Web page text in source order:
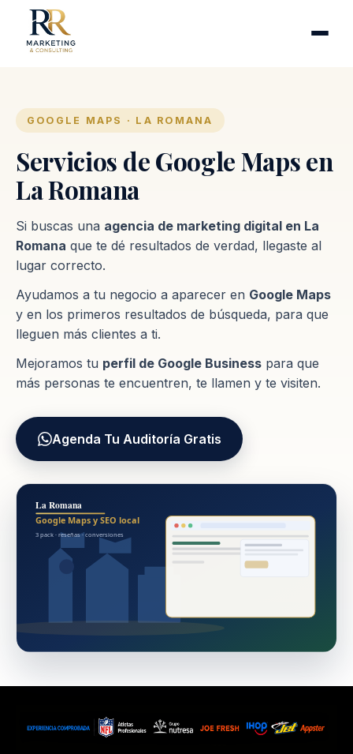
Industrias
Proceso
Contacto
GOOGLE MAPS · LA ROMANA
Servicios de Google Maps en
La Romana
Si buscas una agencia de marketing digital en La
Romana que te dé resultados de verdad, llegaste al
lugar correcto.
Ayudamos a tu negocio a aparecer en Google Maps
y en los primeros resultados de búsqueda, para que
lleguen más clientes a ti.
Mejoramos tu perfil de Google Business para que
más personas te encuentren, te llamen y te visiten.
Agenda Tu Auditoría Gratis